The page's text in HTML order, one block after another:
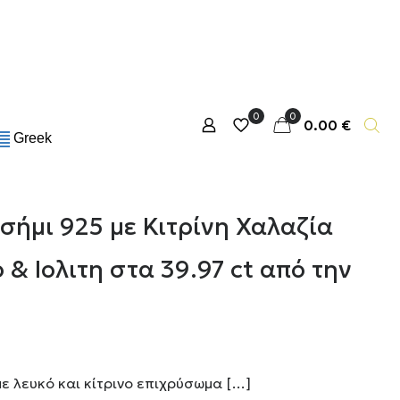
Greek
0 0 0.00 €
925 με Κιτρίνη Χαλαζία
& Ιολιτη στα 39.97 ct από την
λευκό και κίτρινο επιχρύσωμα […]